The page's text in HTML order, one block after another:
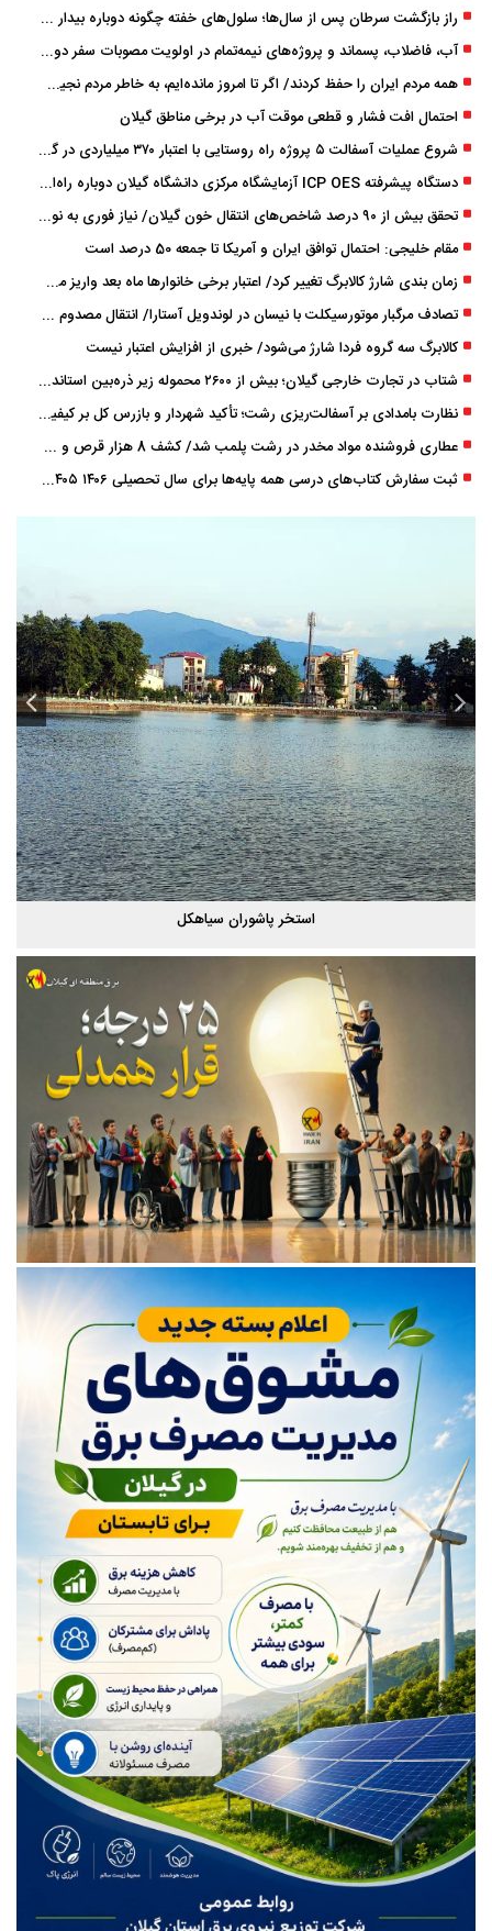
راز بازگشت سرطان پس از سال‌ها؛ سلول‌های خفته چگونه دوباره بیدار می‌شوند؟
آب، فاضلاب، پسماند و پروژه‌های نیمه‌تمام در اولویت مصوبات سفر دولت
همه مردم ایران را حفظ کردند/ اگر تا امروز مانده‌ایم، به ‌خاطر مردم نجیب ایران بوده است
احتمال افت فشار و قطعی موقت آب در برخی مناطق گیلان
شروع عملیات آسفالت ۵ پروژه راه ‌روستایی با اعتبار ۳۷۰ میلیاردی در گیلان
دستگاه پیشرفته ICP OES آزمایشگاه مرکزی دانشگاه گیلان دوباره راه‌اندازی شد
تحقق بیش از ۹۰ درصد شاخص‌های انتقال خون گیلان/ نیاز فوری به نوسازی تجهیزات آزمایشگاهی
مقام خلیجی: احتمال توافق ایران و آمریکا تا جمعه 50 درصد است
زمان ‌بندی شارژ کالابرگ تغییر کرد/ اعتبار برخی خانوارها ماه بعد واریز می‌شود
تصادف مرگبار موتورسیکلت با نیسان در لوندویل آستارا/ انتقال مصدوم با اورژانس هوایی به رشت
کالابرگ سه گروه فردا شارژ می‌شود/ خبری از افزایش اعتبار نیست
شتاب در تجارت خارجی گیلان؛ بیش از ۲۶۰۰ محموله زیر ذره‌بین استاندارد
نظارت بامدادی بر آسفالت‌ریزی رشت؛ تأکید شهردار و بازرس کل بر کیفیت اجرای پروژه‌ها
عطاری فروشنده مواد مخدر در رشت پلمب شد/ کشف 8 هزار قرص و 50 لیتر شربت توهم ‌زا
ثبت سفارش کتاب‌های درسی همه پایه‌ها برای سال تحصیلی ۱۴۰۶ ۱۴۰۵ فعال شد
استخر پاشوران سیاهکل